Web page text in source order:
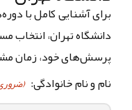
برای آشنایی کامل با
دانشگاه تهران، انتخاب
پرسش‌های خود، زمان
نام و نام خانوادگی: (ضروری)